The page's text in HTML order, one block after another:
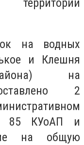
на водных
и Клешня
на
2
85 КУоАП и
на общую